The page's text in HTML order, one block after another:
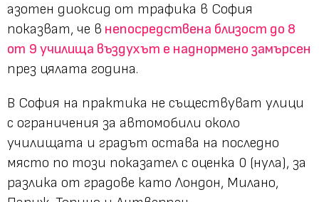
азотен диоксид от трафика в София
показват, че в непосредствена близост до 8
от 9 училища въздухът е наднормено замърсен
през цялата година.
В София на практика не съществуват улици
с ограничения за автомобили около
училищата и градът остава на последно
място по този показател с оценка 0 (нула), за
разлика от градове като Лондон, Милано,